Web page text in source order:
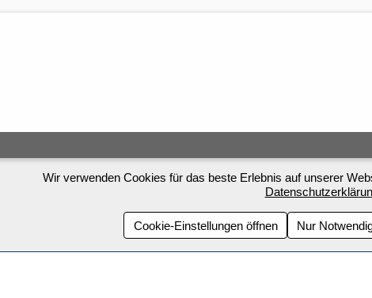
Wir verwenden Cookies für das beste Erlebnis auf unserer
Cookie-Einstellungen öffnen Nur